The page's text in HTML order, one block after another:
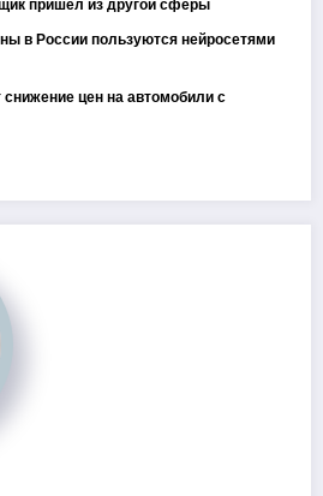
пришел из другой сферы
в России пользуются нейросетями
цен на автомобили с